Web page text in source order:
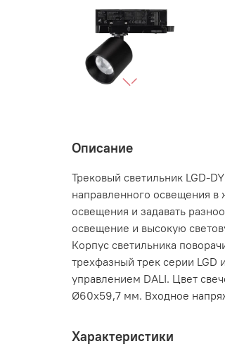
Описание
Трековый светильник LGD-
направленного освещения в
освещения и задавать
освещение и высокую
Корпус светильника
трехфазный трек серии LGD
управлением DALI. Цвет
Ø60x59,7 мм. Входное
Характеристики